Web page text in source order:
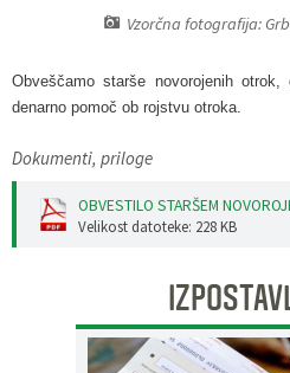
Vzorčna fotografija:
Obveščamo starše novorojenih
denarno pomoč ob rojstvu otroka.
Dokumenti, priloge
OBVESTILO STARŠEM
Velikost datoteke: 228 KB
Pobratene občine
Organigram
Varstvo osebnih podatkov
Katalog informacij javnega značaja
Glasilo Občan
Uradni vestniki
Proračun občine
Lokalne volitve
Lokalna ponudba